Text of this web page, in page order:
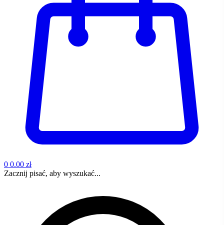
0 0.00 zł
Zacznij pisać, aby wyszukać...